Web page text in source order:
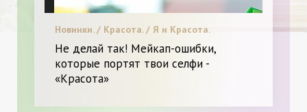
Новинки. / Красота. / Я и Красота.
Не делай так! Мейкап-ошибки,
которые портят твои селфи -
«Красота»